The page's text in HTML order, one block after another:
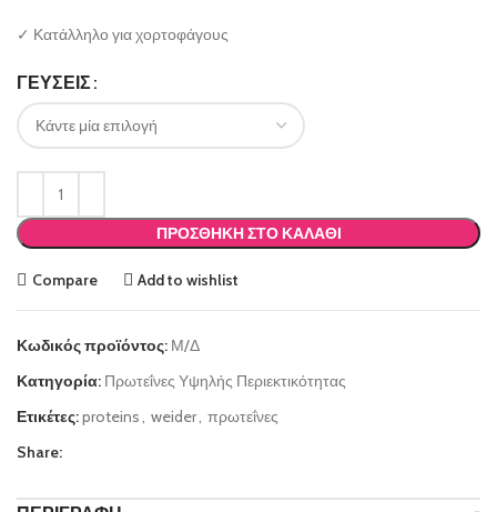
✓ Κατάλληλο για χορτοφάγους
ΓΕΥΣΕΙΣ
ΠΡΟΣΘΉΚΗ ΣΤΟ ΚΑΛΆΘΙ
Compare Add to wishlist
Κωδικός προϊόντος: Μ/Δ
Κατηγορία: Πρωτεΐνες Υψηλής Περιεκτικότητας
Ετικέτες:proteins, weider, πρωτεΐνες
Share: